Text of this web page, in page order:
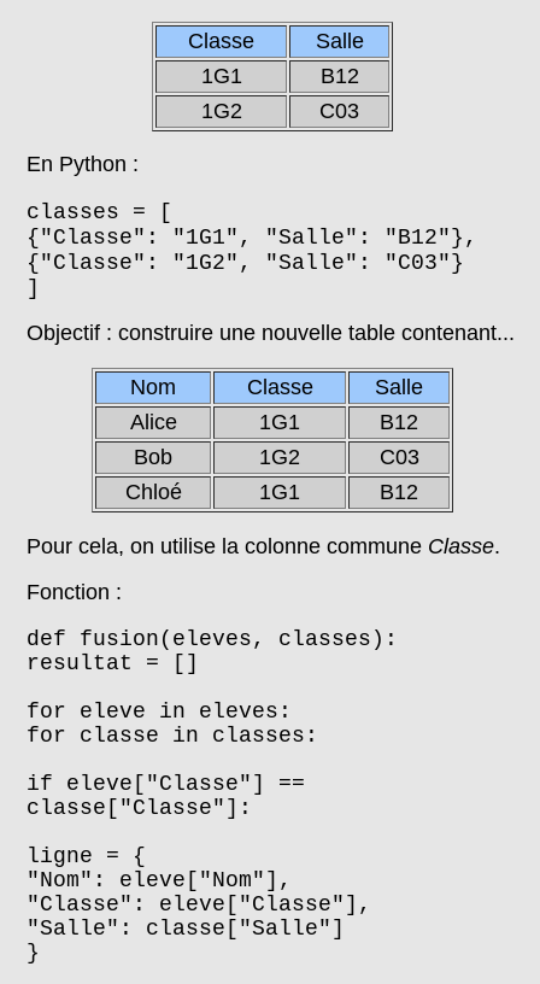
Classe
Salle
1G1
B12
1G2
C03
En Python :
classes = [
{"Classe": "1G1", "Salle": "B12"},
{"Classe": "1G2", "Salle": "C03"}
]
Objectif : construire une nouvelle table contenant...
Nom Classe
Salle
Alice
1G1
B12
Bob
1G2
C03
Chloé
1G1 B12
Pour cela, on utilise la colonne commune Classe.
Fonction :
def fusion(eleves, classes):
resultat = []
for eleve in eleves:
for classe in classes:
if eleve["Classe"] ==
classe["Classe"]:
ligne = {
"Nom": eleve["Nom"],
"Classe": eleve["Classe"],
"Salle": classe["Salle"]
}